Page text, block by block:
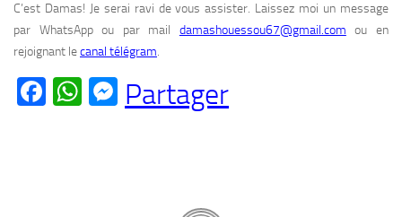
C’est Damas! Je serai ravi de vous assister. Laissez moi un message
par WhatsApp ou par mail damashouessou67@gmail.com ou en
rejoignant lecanal télégram.
Facebook
WhatsApp
Messenger
Partager